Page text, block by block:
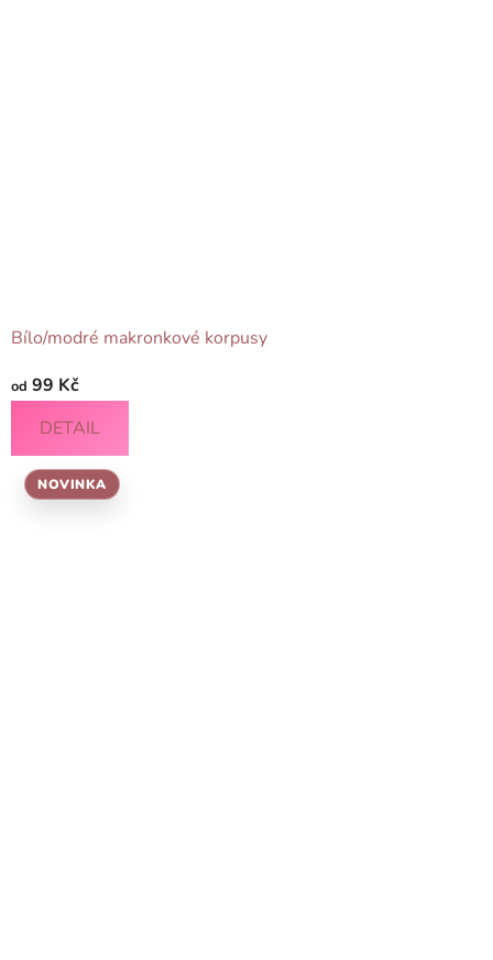
Bílo/modré makronkové korpusy
od 99 Kč
DETAIL
NOVINKA